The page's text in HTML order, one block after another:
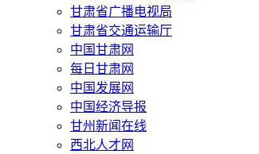
甘肃省广播电视局
甘肃省交通运输厅
中国甘肃网
每日甘肃网
中国发展网
中国经济导报
甘州新闻在线
西北人才网